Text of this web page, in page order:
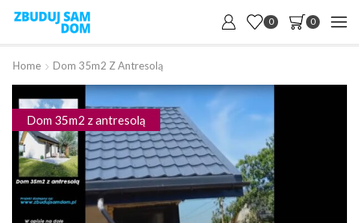
0 0
Home Dom 35m2 Z Antresolą
Dom 35m2 z antresolą